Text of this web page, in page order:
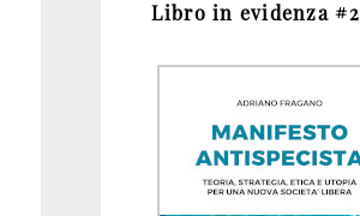
Libro in evidenza #2